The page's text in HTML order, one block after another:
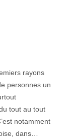
rayons
personnes un
tout au tout
notamment
dans…